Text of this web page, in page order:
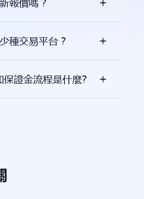
報價嗎？
種交易平台？
證金流程是什麼?